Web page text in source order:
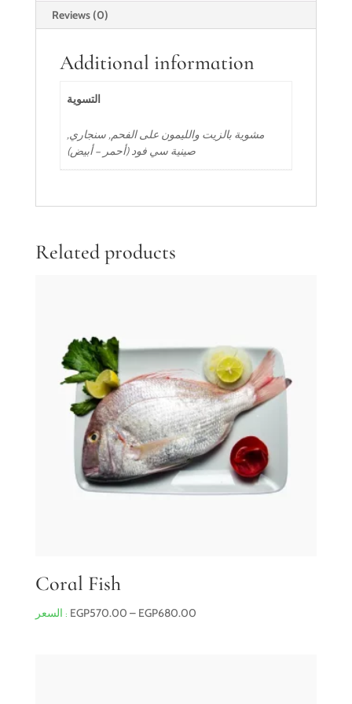
Reviews (0)
Additional information
التسوية
مشوية بالزيت والليمون على الفحم, سنجاري,
صينية سي فود (أحمر – أبيض)
Related products
Coral Fish
EGP570.00 – EGP680.00Price